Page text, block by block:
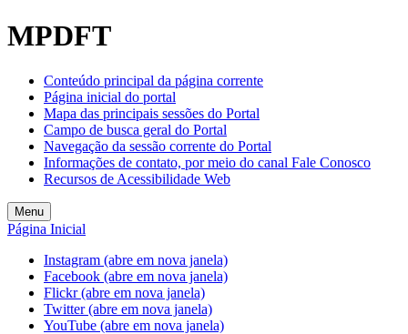
Welcome
to
One
Accessibility
screen
reader.
start
All
in
One
Accessibility
screen
reader,
press
"Ctrl
MPDFT
Conteúdo principal da página corrente
Página inicial do portal
Mapa das principais sessões do Portal
Campo de busca geral do Portal
Navegação da sessão corrente do Portal
Informações de contato, por meio do canal Fale Conosco
Recursos de Acessibilidade Web
Menu
Página Inicial
Instagram (abre em nova janela)
Facebook (abre em nova janela)
Flickr (abre em nova janela)
Twitter (abre em nova janela)
YouTube (abre em nova janela)